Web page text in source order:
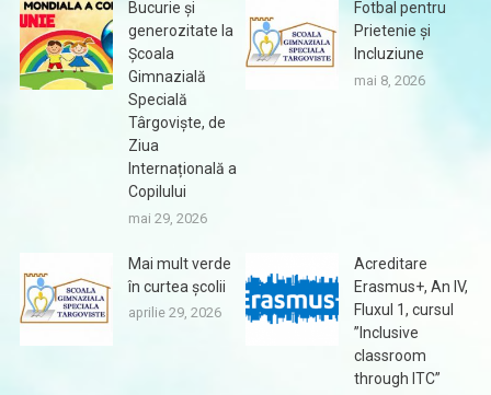
Bucurie și
generozitate la
Școala
Gimnazială
Specială
Târgoviște, de
Ziua
Internațională a
Copilului
mai 29, 2026
Fotbal pentru
Prietenie și
Incluziune
mai 8, 2026
Mai mult verde
în curtea școlii
aprilie 29, 2026
Acreditare
Erasmus+, An IV,
Fluxul 1, cursul
”Inclusive
classroom
through ITC”